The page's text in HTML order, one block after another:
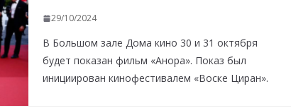
29/10/2024
В Большом зале Дома кино 30 и 31 октября
будет показан фильм «Анора». Показ был
инициирован кинофестивалем «Воске Циран».